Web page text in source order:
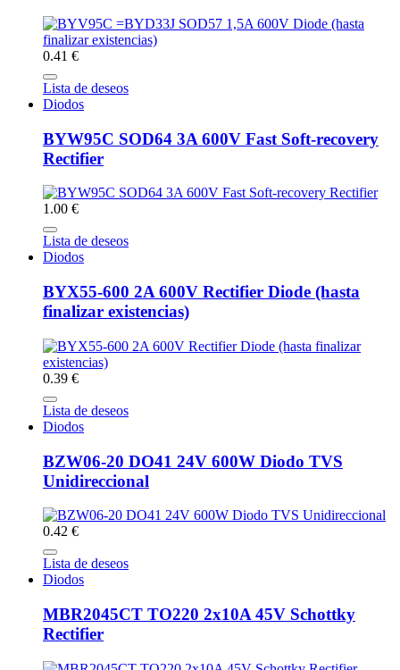
0.41 €
Lista de deseos
Diodos
BYW95C SOD64 3A 600V Fast Soft-recovery
Rectifier
1.00 €
Lista de deseos
Diodos
BYX55-600 2A 600V Rectifier Diode (hasta
finalizar existencias)
0.39 €
Lista de deseos
Diodos
BZW06-20 DO41 24V 600W Diodo TVS
Unidireccional
0.42 €
Lista de deseos
Diodos
MBR2045CT TO220 2x10A 45V Schottky
Rectifier